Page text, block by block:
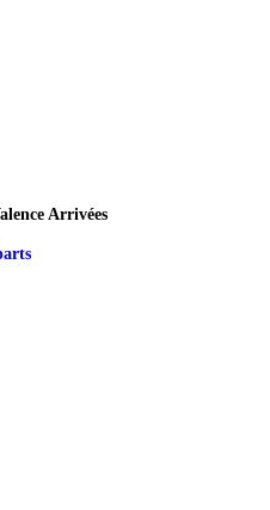
Arrivées